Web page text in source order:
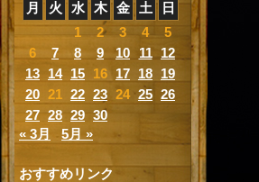
月 火 水 木 金 土
日
1
2 3 4
5
6
7 8 9 10 11
12
13 14 15 16 17 18 19
20 21 22 23 24 25 26
27 28 29 30
« 3月
5月 »
おすすめリンク